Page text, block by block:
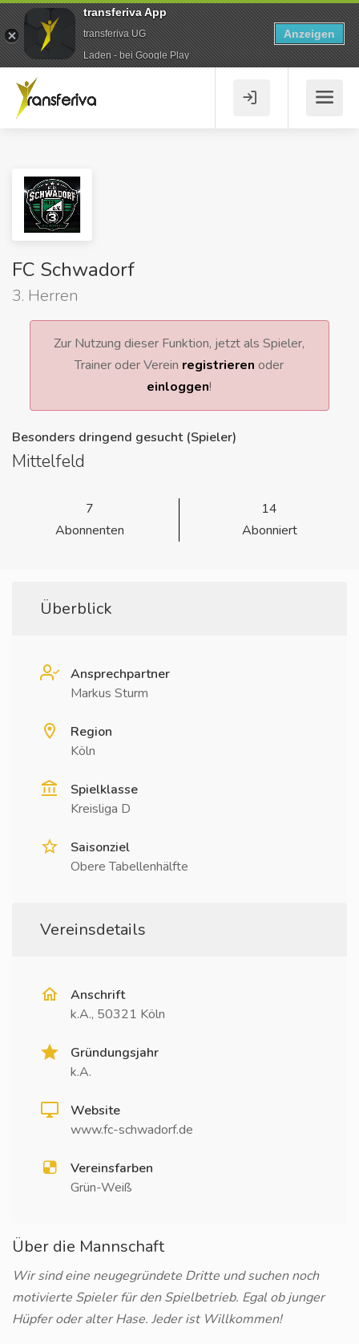
FC Schwadorf
3. Herren
Zur Nutzung dieser Funktion, jetzt als Spieler,
Trainer oder Verein registrieren oder
einloggen!
Besonders dringend gesucht (Spieler)
Mittelfeld
7
Abonnenten
14
Abonniert
Überblick
Ansprechpartner
Markus Sturm
Region
Köln
Spielklasse
Kreisliga D
Saisonziel
Obere Tabellenhälfte
Vereinsdetails
Anschrift
k.A., 50321 Köln
Gründungsjahr
k.A.
Website
www.fc-schwadorf.de
Vereinsfarben
Grün-Weiß
Über die Mannschaft
Wir sind eine neugegründete Dritte und suchen noch
motivierte Spieler für den Spielbetrieb. Egal ob junger
Hüpfer oder alter Hase. Jeder ist Willkommen!
transferiva App
transferiva UG
Laden - bei Google Play
Anzeigen